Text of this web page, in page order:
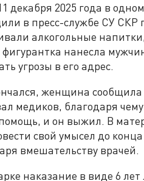
декабря 2025 года в
в пресс-службе СУ
алкогольные
фигурантка нанесла
угрозы в его адрес.
женщина
медиков, благодаря
и он выжил. В
свой умысел до
вмешательству врачей.
наказание в виде 6